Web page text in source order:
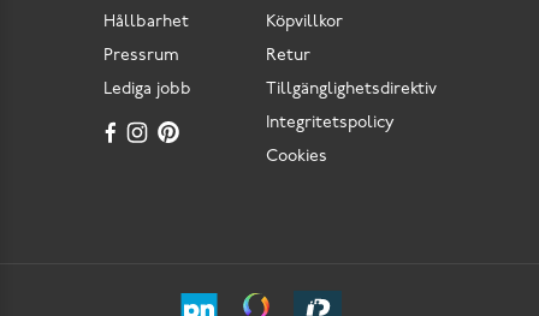
Köpvillkor
Retur
Tillgänglighetsdirektiv
Integritetspolicy
Cookies
Hållbarhet
Pressrum
Lediga jobb